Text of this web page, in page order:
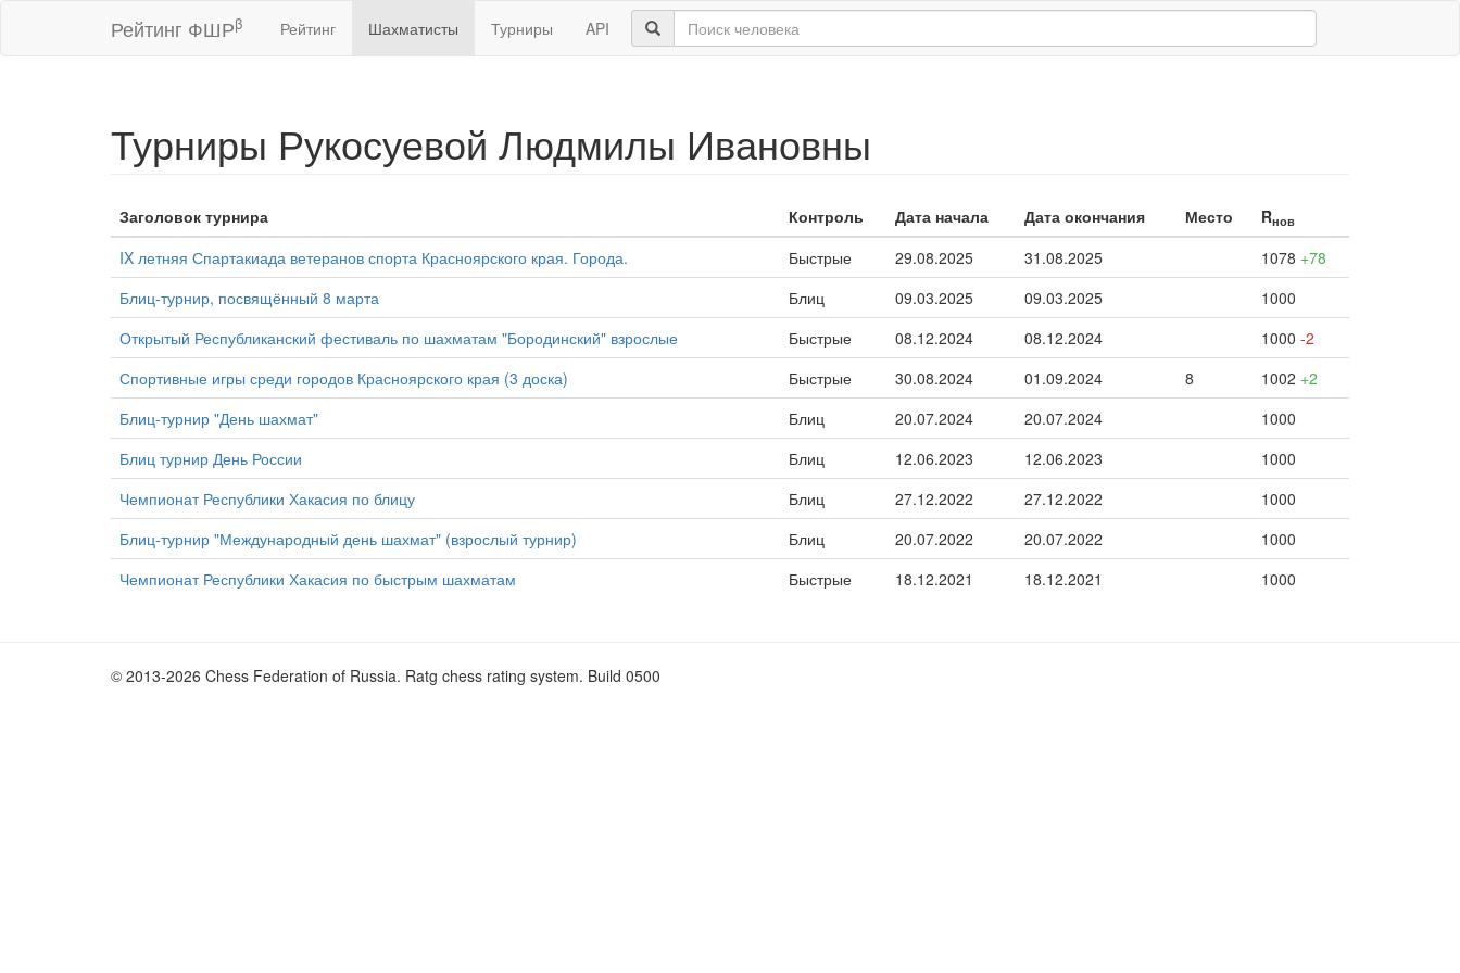
Рейтинг ФШРβ Рейтинг Шахматисты Турниры API
Турниры Рукосуевой Людмилы Ивановны
Заголовок турнира Контроль Дата начала Дата окончания Место Rнов
IX летняя Спартакиада ветеранов спорта Красноярского края. Города. Быстрые 29.08.2025 31.08.2025 1078 +78
Блиц-турнир, посвящённый 8 марта
Блиц 09.03.2025 09.03.2025
1000
Открытый Республиканский фестиваль по шахматам "Бородинский" взрослые
Быстрые 08.12.2024 08.12.2024 1000 -2
Спортивные игры среди городов Красноярского края (3 доска)
Быстрые 30.08.2024 01.09.2024 8 1002 +2
Блиц-турнир "День шахмат"
Блиц 20.07.2024 20.07.2024
1000
Блиц турнир День России
Блиц 12.06.2023 12.06.2023
1000
Чемпионат Республики Хакасия по блицу
Блиц 27.12.2022 27.12.2022
1000
Блиц-турнир "Международный день шахмат" (взрослый турнир)
Блиц 20.07.2022 20.07.2022
1000
Чемпионат Республики Хакасия по быстрым шахматам
Быстрые 18.12.2021 18.12.2021 1000
© 2013-2026 Chess Federation of Russia. Ratg chess rating system. Build 0500